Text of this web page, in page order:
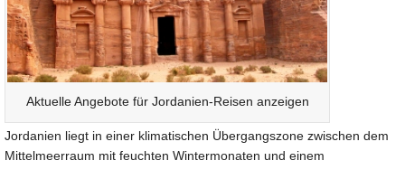
Aktuelle Angebote für Jordanien-Reisen anzeigen
Jordanien liegt in einer klimatischen Übergangszone zwischen dem
Mittelmeerraum mit feuchten Wintermonaten und einem